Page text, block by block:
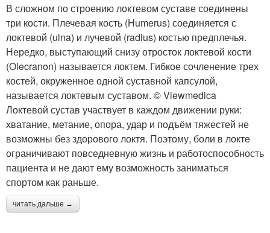
В сложном по строению локтевом суставе соединены
три кости. Плечевая кость (Humerus) соединяется с
локтевой (ulna) и лучевой (radius) костью предплечья.
Нередко, выступающий снизу отросток локтевой кости
(Olecranon) называется локтем. Гибкое сочленение трех
костей, окруженное одной суставной капсулой,
называется локтевым суставом. © Viewmedica
Локтевой сустав участвует в каждом движении руки:
хватание, метание, опора, удар и подъём тяжестей не
возможны без здорового локтя. Поэтому, боли в локте
ограничивают повседневную жизнь и работоспособность
пациента и не дают ему возможность заниматься
спортом как раньше.
читать дальше →